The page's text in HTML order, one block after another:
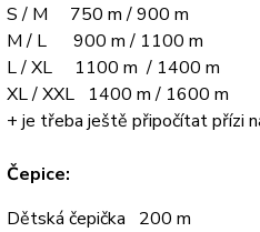
S / M 750 m / 900 m
M / L 900 m / 1100 m
L / XL 1100 m / 1400 m
XL / XXL 1400 m / 1600 m
+ je třeba ještě připočítat přízi
Čepice:
Dětská čepička 200 m